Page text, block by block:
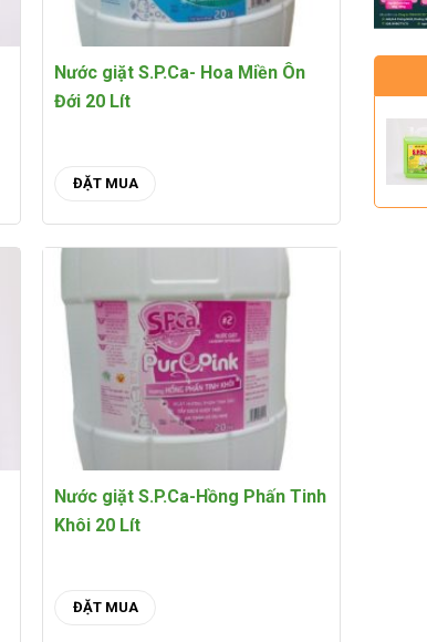
Nước giặt S.P.Ca- Hoa Miền Ôn
Đới 20 Lít
ĐẶT MUA
Nước giặt S.P.Ca-Hồng Phấn Tinh
Khôi 20 Lít
ĐẶT MUA